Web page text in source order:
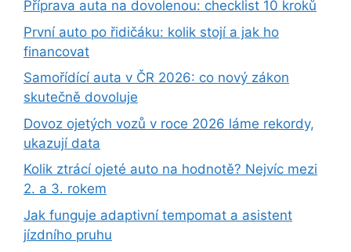
Příprava auta na dovolenou: checklist 10 kroků
První auto po řidičáku: kolik stojí a jak ho
financovat
Samořídící auta v ČR 2026: co nový zákon
skutečně dovoluje
Dovoz ojetých vozů v roce 2026 láme rekordy,
ukazují data
Kolik ztrácí ojeté auto na hodnotě? Nejvíc mezi
2. a 3. rokem
Jak funguje adaptivní tempomat a asistent
jízdního pruhu